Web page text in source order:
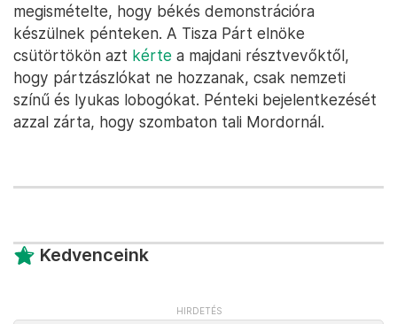
megismételte, hogy békés demonstrációra
készülnek pénteken. A Tisza Párt elnöke
csütörtökön azt kérte a majdani résztvevőktől,
hogy pártzászlókat ne hozzanak, csak nemzeti
színű és lyukas lobogókat. Pénteki bejelentkezését
azzal zárta, hogy szombaton tali Mordornál.
Kedvenceink